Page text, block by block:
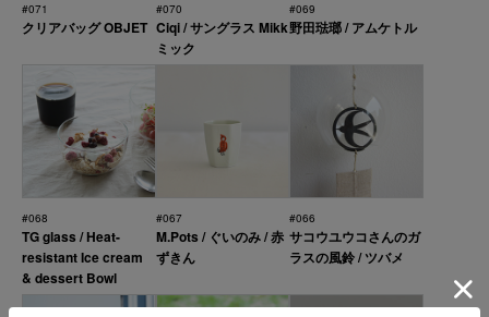
#071
クリアバッグ OBJET
#070
Ciqi / サングラス Mikk
ミック
#069
野田琺瑯 / アムケトル
#068
TG glass / Heat-
resistant Ice cream
& dessert Bowl
#067
M.Pots / ぐいのみ / 赤
ずきん
#066
サコウユウコさんのガ
ラスの風鈴 / ツバメ